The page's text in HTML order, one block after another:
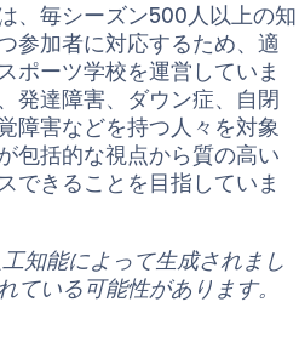
、毎シーズン500人以上の知
参加者に対応するため、適
ポーツ学校を運営していま
発達障害、ダウン症、自閉
障害などを持つ人々を対象
包括的な視点から質の高い
できることを目指していま
知能によって生成されまし
ている可能性があります。